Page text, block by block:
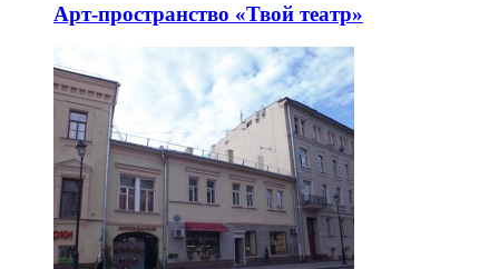
Арт-пространство «Твой театр»